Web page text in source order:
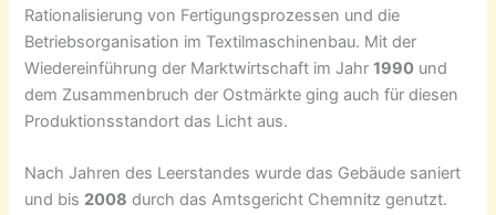
Rationalisierung von Fertigungsprozessen und die
Betriebsorganisation im Textilmaschinenbau. Mit der
Wiedereinführung der Marktwirtschaft im Jahr1990 und
dem Zusammenbruch der Ostmärkte ging auch für diesen
Produktionsstandort das Licht aus.
Nach Jahren des Leerstandes wurde das Gebäude saniert
und bis 2008 durch das Amtsgericht Chemnitz genutzt.